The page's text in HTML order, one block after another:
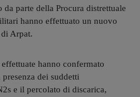
parte della Procura distrettuale
hanno effettuato un nuovo
Arpat.
hanno confermato
dei suddetti
e il percolato di discarica,